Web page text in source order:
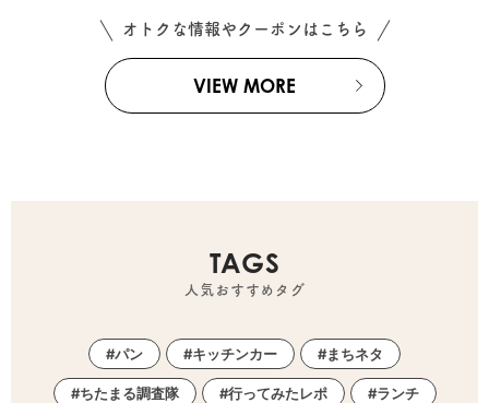
オトクな情報やクーポンはこちら
VIEW MORE
TAGS
人気おすすめタグ
パン キッチンカー まちネタ
ちたまる調査隊 行ってみたレポ ランチ